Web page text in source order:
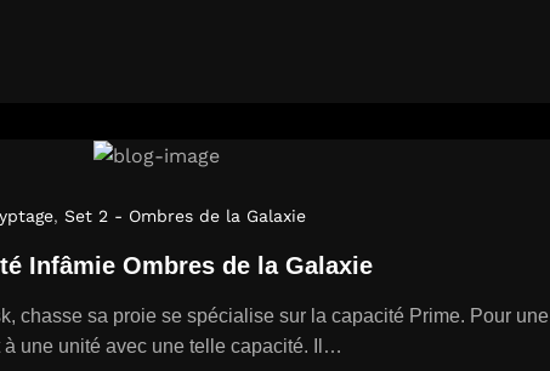
, Set 2 - Ombres de la Galaxie
Infâmie Ombres de la Galaxie
chasse sa proie se spécialise sur la capacité Prime. Pour une
une unité avec une telle capacité. Il…